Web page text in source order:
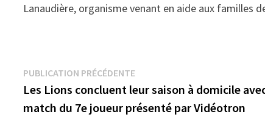
Lanaudière, organisme venant en aide aux familles
Navigation
de
l’article
PUBLICATION PRÉCÉDENTEPublication
précédente :
Les Lions concluent leur saison à domicile
match du 7e joueur présenté par Vidéotron